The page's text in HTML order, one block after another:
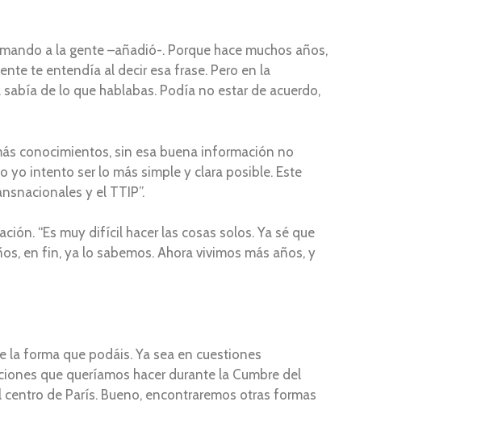
a la gente –añadió-. Porque hace muchos años,
te entendía al decir esa frase. Pero en la
de lo que hablabas. Podía no estar de acuerdo,
conocimientos, sin esa buena información no
yo intento ser lo más simple y clara posible. Este
y el TTIP”.
“Es muy difícil hacer las cosas solos. Ya sé que
en fin, ya lo sabemos. Ahora vivimos más años, y
la forma que podáis. Ya sea en cuestiones
que queríamos hacer durante la Cumbre del
de París. Bueno, encontraremos otras formas